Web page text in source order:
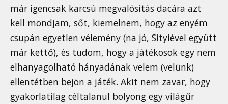
már igencsak karcsú megvalósítás dacára azt
kell mondjam, sőt, kiemelnem, hogy az enyém
csupán egyetlen vélemény (na jó, Sityiével együtt
már kettő), és tudom, hogy a játékosok egy nem
elhanyagolható hányadának velem (velünk)
ellentétben bejön a játék. Akit nem zavar, hogy
gyakorlatilag céltalanul bolyong egy világűr